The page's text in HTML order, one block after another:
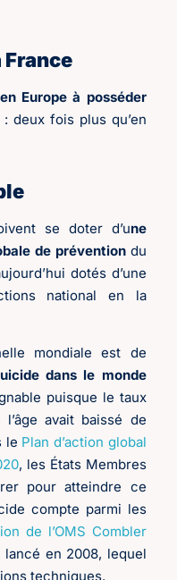
Europe à posséder
deux fois plus qu’en
se doter d’une
de préventiondu
dotés d’une
national en la
mondiale est de
dans le monde
puisque le taux
avait baissé de
le Plan d’action global
, les États Membres
pour atteindre ce
compte parmi les
de l’OMS Combler
lancé en 2008, lequel
techniques.